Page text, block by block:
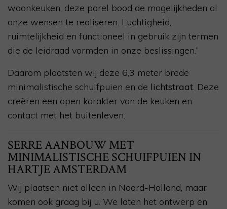
woonkeuken, deze parel bood de mogelijkheden al
onze wensen te realiseren. Luchtigheid,
ruimtelijkheid en functioneel in gebruik zijn termen
die de leidraad vormden in onze beslissingen.”
Daarom plaatsten wij deze 6,3 meter brede
minimalistische schuifpuien en de lichtstraat. Deze
creëren een open karakter van de keuken en
contact met het buitenleven.
SERRE AANBOUW MET
MINIMALISTISCHE SCHUIFPUIEN IN
HARTJE AMSTERDAM
Wij plaatsen niet alleen in Noord-Holland, maar
komen ook graag bij u. We laten het ontwerp en